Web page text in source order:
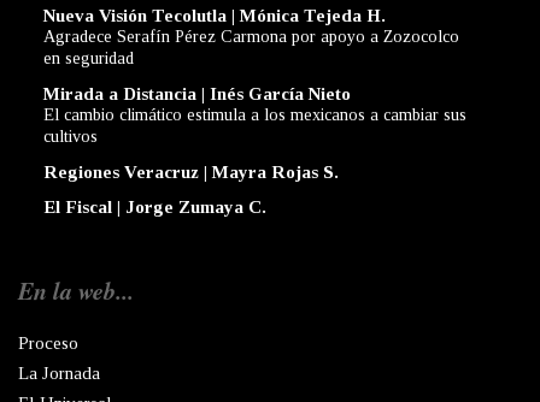
Nueva Visión Tecolutla | Mónica Tejeda H.
Agradece Serafín Pérez Carmona por apoyo a Zozocolco
en seguridad
Mirada a Distancia | Inés García Nieto
El cambio climático estimula a los mexicanos a cambiar sus
cultivos
Regiones Veracruz | Mayra Rojas S.
El Fiscal | Jorge Zumaya C.
En la web...
Proceso
La Jornada